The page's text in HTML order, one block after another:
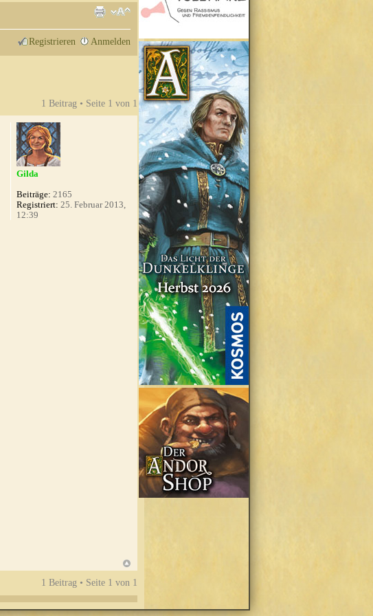
Registrieren Anmelden
1 Beitrag • Seite 1 von 1
Gilda
Beiträge: 2165
Registriert: 25. Februar 2013,
12:39
1 Beitrag • Seite 1 von 1